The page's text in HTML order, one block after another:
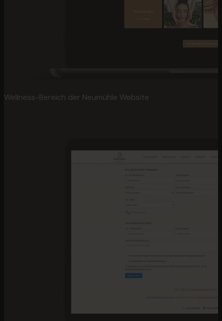
Wellness-Bereich der Neumühle Website